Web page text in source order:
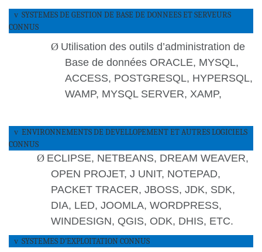
v SYSTEMES DE GESTION DE BASE DE DONNEES ET SERVEURS
CONNUS
Ø Utilisation des outils d’administration de
Base de données ORACLE, MYSQL,
ACCESS, POSTGRESQL, HYPERSQL,
WAMP, MYSQL SERVER, XAMP,
v ENVIRONNEMENTS DE DEVELLOPEMENT ET AUTRES LOGICIELS
CONNUS
Ø ECLIPSE, NETBEANS, DREAM WEAVER,
OPEN PROJET, J UNIT, NOTEPAD,
PACKET TRACER, JBOSS, JDK, SDK,
DIA, LED, JOOMLA, WORDPRESS,
WINDESIGN, QGIS, ODK, DHIS, ETC.
v SYSTEMES D’EXPLOITATION CONNUS